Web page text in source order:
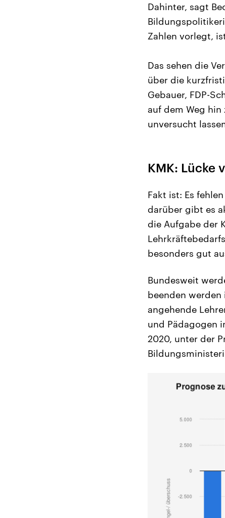
Dahinter, sagt
Zahlen vorlegt,
Das sehen die
über die
Gebauer, FDP-
auf dem Weg
unversucht
KMK: Lücke
Fakt ist: Es
darüber gibt es
die Aufgabe der
besonders gut
Bundesweit
beenden
angehende
und Pädagogen
2020, unter der